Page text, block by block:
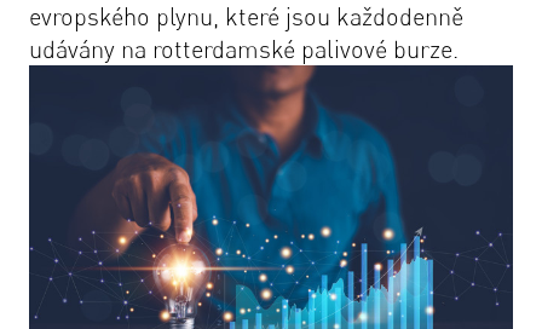
evropského plynu, které jsou každodenně
udávány na rotterdamské palivové burze.